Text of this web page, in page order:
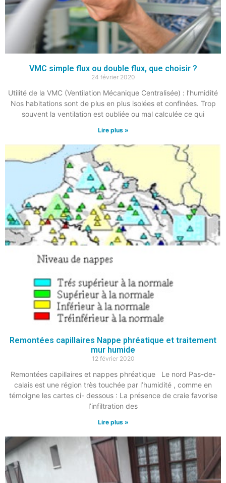
VMC simple flux ou double flux, que choisir ?
24 février 2020
Utilité de la VMC (Ventilation Mécanique Centralisée) : l’humidité
Nos habitations sont de plus en plus isolées et confinées. Trop
souvent la ventilation est oubliée ou mal calculée ce qui
Lire plus »
Remontées capillaires Nappe phréatique et traitement
mur humide
12 février 2020
Remontées capillaires et nappes phréatique Le nord Pas-de-
calais est une région très touchée par l’humidité , comme en
témoigne les cartes ci- dessous : La présence de craie favorise
l’infiltration des
Lire plus »